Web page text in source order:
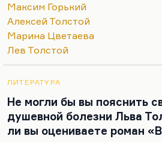
Пастернак называет детство
глуби». У других авторов
Горького. Как сказал
что он жил в мире
Максим Горький
Алексей Толстой
Марина Цветаева
Лев Толстой
ЛИТЕРАТУРА
Не могли бы вы пояснить
душевной болезни Льва
ли вы оцениваете роман